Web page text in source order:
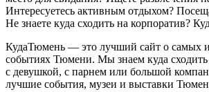
Интересуетесь активным отдыхом?
Не знаете куда сходить на корпоратив?
КудаТюмень — это лучший сайт о самых
событиях Тюмени. Мы знаем куда
с девушкой, с парнем или большой
лучшие события, музеи и выставки